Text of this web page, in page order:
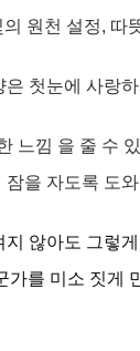
원천 설정, 따
첫눈에 사랑하
느낌 을 줄 수
을 자도록 도
않아도 그렇
를 미소 짓게